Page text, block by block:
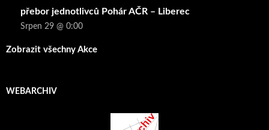
přebor jednotlivců Pohár AČR – Liberec
Srpen 29 @ 0:00
Zobrazit všechny Akce
WEBARCHIV